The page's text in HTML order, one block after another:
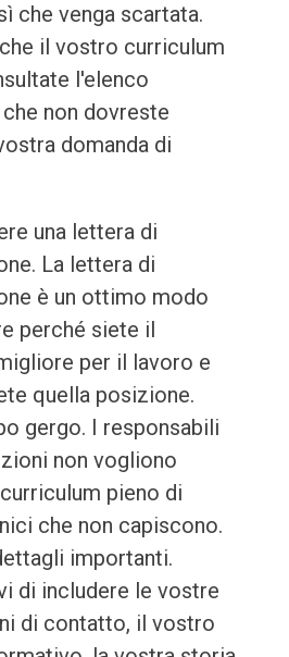
che venga scartata.
il vostro curriculum
l'elenco
non dovreste
domanda di
una lettera di
La lettera di
è un ottimo modo
perché siete il
per il lavoro e
quella posizione.
gergo. I responsabili
non vogliono
pieno di
che non capiscono.
importanti.
di includere le vostre
di contatto, il vostro